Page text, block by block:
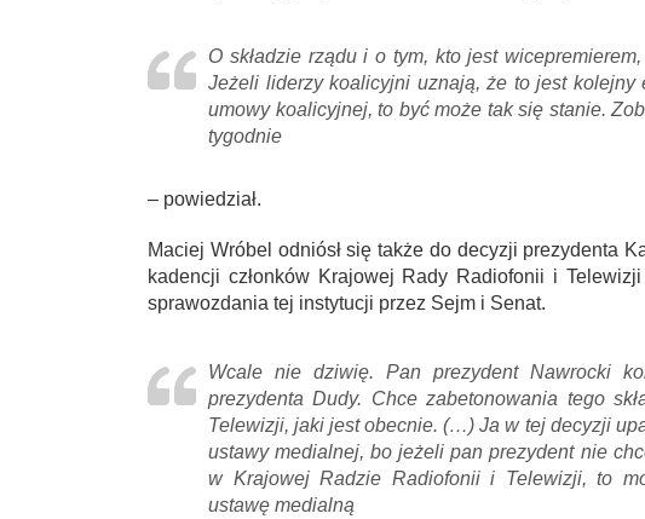
O składzie rządu i o tym, kto jest
Jeżeli liderzy koalicyjni uznają, że to jest kolejny
umowy koalicyjnej, to być może tak się stanie.
tygodnie
– powiedział.
Maciej Wróbel odniósł się także do decyzji prezydenta
kadencji członków Krajowej Rady Radiofonii i
sprawozdania tej instytucji przez Sejm i Senat.
Wcale nie dziwię. Pan prezydent Nawrocki
prezydenta Dudy. Chce zabetonowania tego
Telewizji, jaki jest obecnie. (…) Ja w tej decyzji
ustawy medialnej, bo jeżeli pan prezydent nie
w Krajowej Radzie Radiofonii i Telewizji, to
ustawę medialną